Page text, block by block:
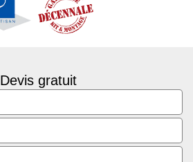
Devis gratuit